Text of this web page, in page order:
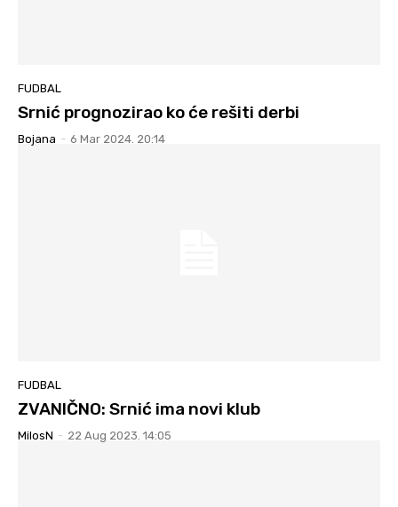
FUDBAL
Srnić prognozirao ko će rešiti derbi
Bojana - 6 Mar 2024. 20:14
FUDBAL
ZVANIČNO: Srnić ima novi klub
MilosN - 22 Aug 2023. 14:05